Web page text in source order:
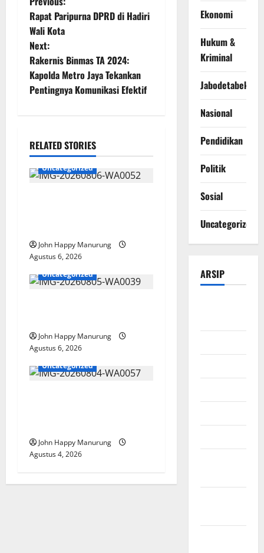
Rapat Paripurna DPRD di Hadiri
Wali Kota
Next:
Rakernis Binmas TA 2024:
Kapolda Metro Jaya Tekankan
Pentingnya Komunikasi Efektif
RELATED STORIES
Uncategorized
John Happy Manurung
Agustus 6, 2026
Uncategorized
John Happy Manurung
Agustus 6, 2026
Uncategorized
John Happy Manurung
Agustus 4, 2026
Ekonomi
Hukum &
Kriminal
Jabodetabek
Nasional
Pendidikan
Politik
Sosial
Uncategorized
ARSIP